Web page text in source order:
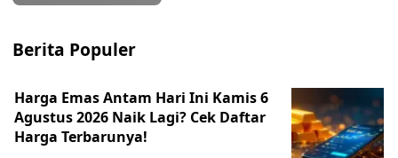
Berita Populer
Harga Emas Antam Hari Ini Kamis 6
Agustus 2026 Naik Lagi? Cek Daftar
Harga Terbarunya!